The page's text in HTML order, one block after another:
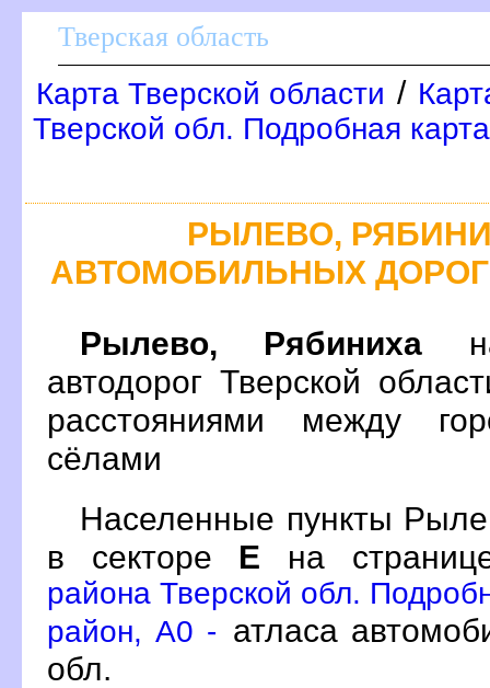
Тверская область
Карта Тверской области /
Тверской обл. Подробная
РЫЛЕВО,
АВТОМОБИЛЬНЫХ
Рылево, Рябиниха
автодорог Тверской
расстояниями между
сёлами
Населенные пункты
в секторе Е на
района Тверской обл.
район, A0 - атласа
обл.